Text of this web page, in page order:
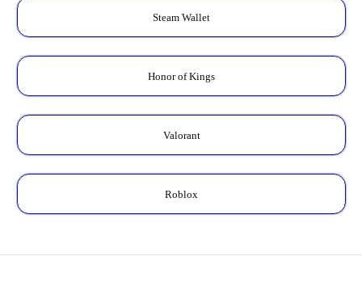
Steam Wallet
Honor of Kings
Valorant
Roblox